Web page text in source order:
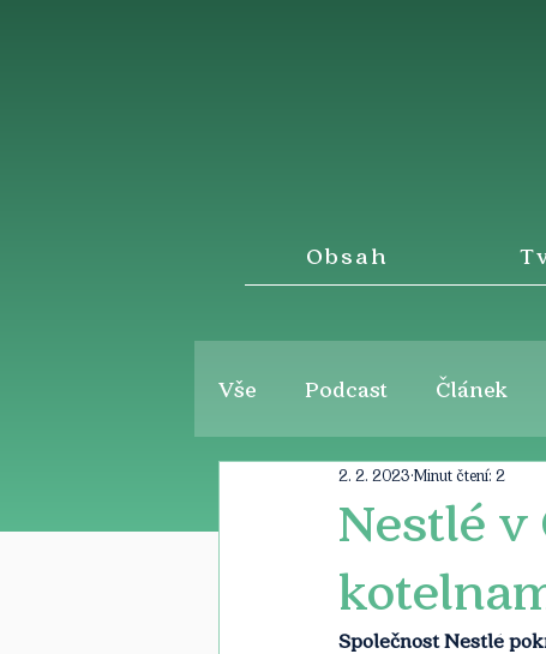
Obsah
Vše Podcast Článek
Nestlé
2. 2. 2023 Minut čtení: 2
Společnost Nestlé